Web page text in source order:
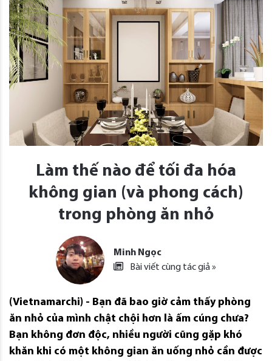
Làm thế nào để tối đa hóa
không gian (và phong cách)
trong phòng ăn nhỏ
Minh Ngọc
Bài viết cùng tác giả »
(Vietnamarchi) - Bạn đã bao giờ cảm thấy phòng
ăn nhỏ của mình chật chội hơn là ấm cúng chưa?
Bạn không đơn độc, nhiều người cũng gặp khó
khăn khi có một không gian ăn uống nhỏ cần được